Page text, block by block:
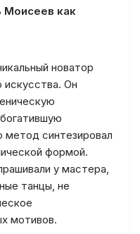
Моисеев как
новатор
искусства. Он
метод синтезировал
формой.
у мастера,
танцы, не
мотивов.